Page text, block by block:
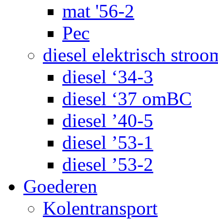
mat '56-2
Pec
diesel elektrisch
diesel ‘34-3
diesel ‘37 omBC
diesel ’40-5
diesel ’53-1
diesel ’53-2
Goederen
Kolentransport